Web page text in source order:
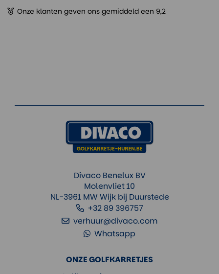
Onze klanten geven ons gemiddeld een 9,2
ONZE GOLFKARRETJES
Divaco Benelux BV
Molenvliet 10
NL-3961 MW Wijk bij Duurstede
+32 89 396757
verhuur@divaco.com
Whatsapp